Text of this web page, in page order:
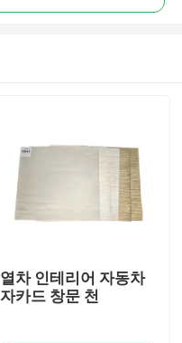
열차 인테리어 자동차
자카드 창문 천